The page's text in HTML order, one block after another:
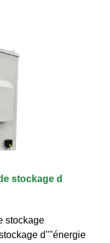
stockage d
stockage
d''''énergie